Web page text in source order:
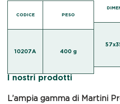
CODICE PESO
10207A 400 g
I nostri prodotti
L’ampia gamma di Martini